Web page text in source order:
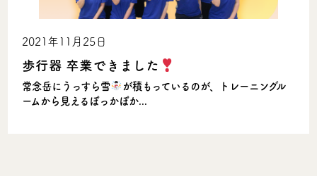
2021年11月25日
歩行器 卒業できました
常念岳にうっすら雪
が積もっているのが、トレーニングル
ームから見えるぽっかぽか...